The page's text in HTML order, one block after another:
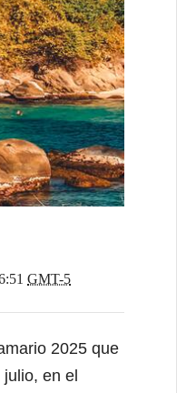
GMT-5
2025 que
en el